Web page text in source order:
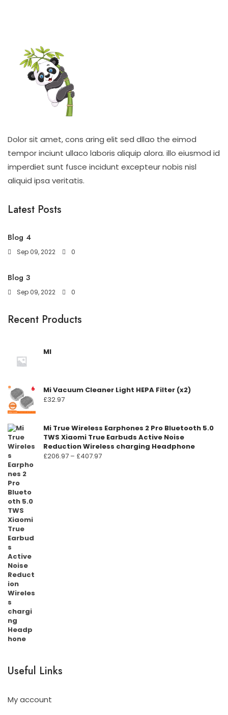
Dolor sit amet, cons aring elit sed dllao the eimod
tempor inciunt ullaco laboris aliquip alora. illo eiusmod id
imperdiet sunt fusce incidunt excepteur nobis nisl
aliquid ipsa veritatis.
Latest Posts
Blog 4
Sep 09, 2022 0
Blog 3
Sep 09, 2022 0
Recent Products
MI
Mi Vacuum Cleaner Light HEPA Filter (x2)
£32.97
Mi True Wireless Earphones 2 Pro Bluetooth 5.0
TWS Xiaomi True Earbuds Active Noise
Reduction Wireless charging Headphone
£206.97 – £407.97Prisområde:
Useful Links
My account